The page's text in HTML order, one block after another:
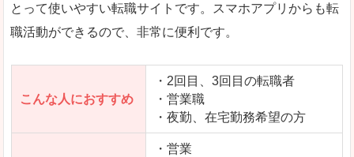
求人を含んだページを見てみる
とって使いやすい転職サイトです。スマホアプリからも転
職活動ができるので、非常に便利です。
こんな人におすすめ
・2回目、3回目の転職者
・営業職
・夜勤、在宅勤務希望の方
・営業